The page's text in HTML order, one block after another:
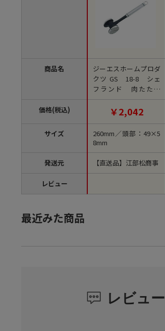
商品名
価格(税込)
サイズ
発送元
レビュー
ジーエスホームプロダ
クツ GS 18-8 シェ
フランド 肉たたき
（9981-285） 1個（ご
注文単位1個）【直送
￥2,042
260mm／頭部：49×5
8mm
【直送品】江部松商事
最近みた商品
レビュー